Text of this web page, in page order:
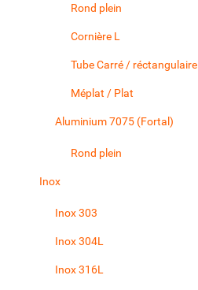
Rond plein
Cornière L
Tube Carré / réctangulaire
Méplat / Plat
Aluminium 7075 (Fortal)
Rond plein
Inox
Inox 303
Inox 304L
Inox 316L